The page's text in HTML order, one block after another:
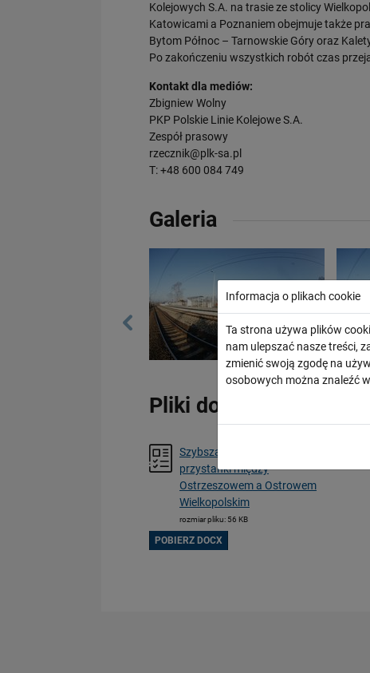
Kolejowych S.A. na trasie ze stolicy
Katowicami a Poznaniem obejmuje także
Bytom Północ – Tarnowskie Góry oraz
Po zakończeniu wszystkich robót czas
Kontakt dla mediów:
Zbigniew Wolny
PKP Polskie Linie Kolejowe S.A.
Zespół prasowy
rzecznik@plk-sa.pl
T: +48 600 084 749
Galeria
Pliki do pobrania
Szybsza linia i lepsze
przystanki między
Ostrzeszowem a Ostrowem
Wielkopolskim
rozmiar pliku: 56 KB
POBIERZ DOCX
Informacja o plikach cookie
Ta strona używa plików
nam ulepszać nasze treści,
zmienić swoją zgodę na
osobowych można znaleźć